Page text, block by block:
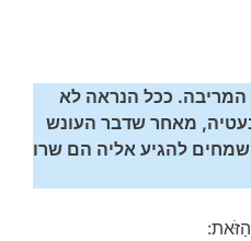
המריבה. ככל הנראה לא
מאחר שדבר העונש
להגיע אליה הם שרו